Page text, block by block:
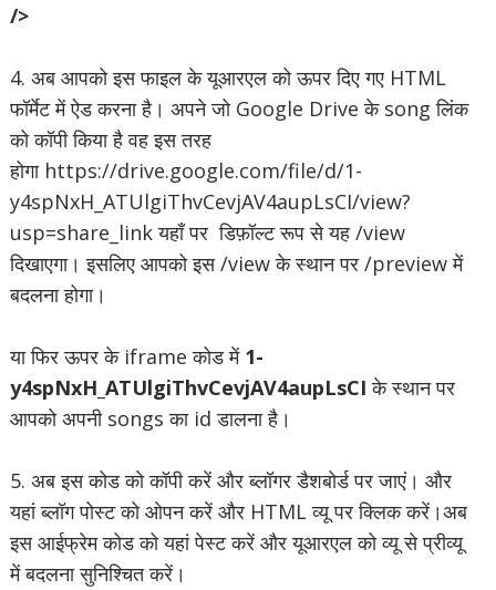
/>
4. अब आपको इस फाइल के यूआरएल को ऊपर दिए गए HTML
फॉर्मेट में ऐड करना है। अपने जो Google Drive के song लिंक
को कॉपी किया है वह इस तरह
होगा https://drive.google.com/file/d/1-
y4spNxH_ATUlgiThvCevjAV4aupLsCI/view?
usp=share_link यहाँ पर डिफ़ॉल्ट रूप से यह /view
दिखाएगा। इसलिए आपको इस /view के स्थान पर /preview में
बदलना होगा।
या फिर ऊपर के iframe कोड में 1-
y4spNxH_ATUlgiThvCevjAV4aupLsCIके स्थान पर
आपको अपनी songs का id डालना है।
5. अब इस कोड को कॉपी करें और ब्लॉगर डैशबोर्ड पर जाएं। और
यहां ब्लॉग पोस्ट को ओपन करें और HTML व्यू पर क्लिक करें।अब
इस आईफ्रेम कोड को यहां पेस्ट करें और यूआरएल को व्यू से प्रीव्यू
में बदलना सुनिश्चित करें।